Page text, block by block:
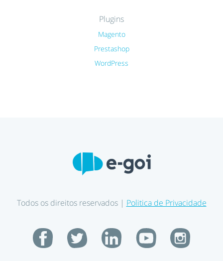
Plugins
Magento
Prestashop
WordPress
Todos os direitos reservados | Politica de Privacidade